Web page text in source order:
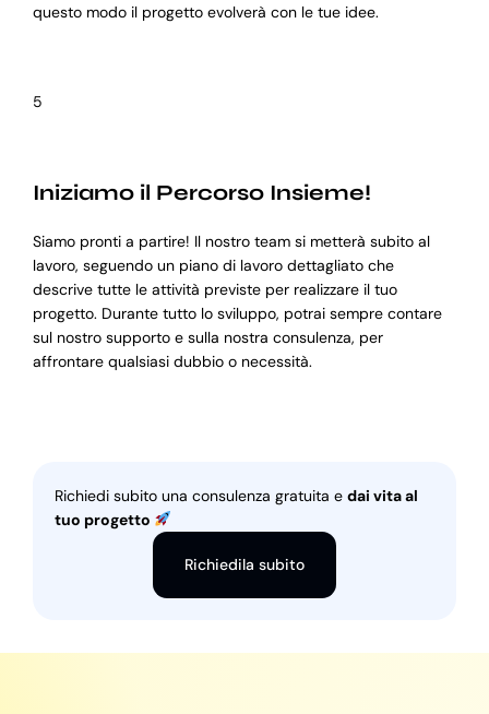
questo modo il progetto evolverà con le tue idee.
5
Iniziamo il Percorso Insieme!
Siamo pronti a partire! Il nostro team si metterà subito al
lavoro, seguendo un piano di lavoro dettagliato che
descrive tutte le attività previste per realizzare il tuo
progetto. Durante tutto lo sviluppo, potrai sempre contare
sul nostro supporto e sulla nostra consulenza, per
affrontare qualsiasi dubbio o necessità.
Richiedi subito una consulenza gratuita e dai vita al
tuo progetto
Richiedila subito